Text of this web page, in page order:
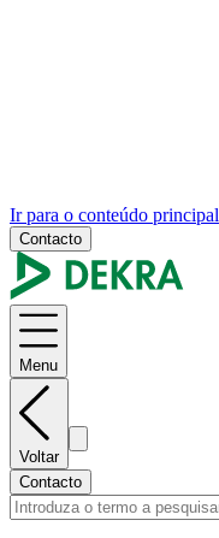
Ir para o conteúdo principal
Contacto
Menu
Voltar
Contacto